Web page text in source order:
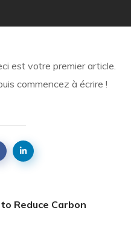
est votre premier article.
commencez à écrire !
Reduce Carbon